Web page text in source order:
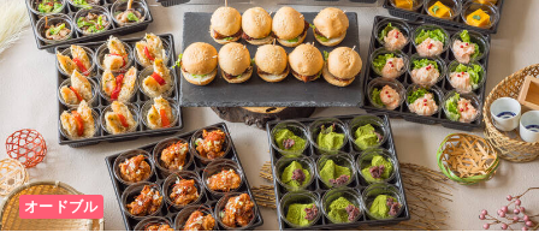
ライスのカップがいくつも入っているパックの外装に小さくメニュー
のシールが貼ってあったら、食べるほうも楽しさがアップします。総
合的には、いろどりを良くして、おいしく食べられる工夫をされてい
る貴店のプランは、そのアイデアがとても良いと思いましたので、こ
れからも応援しております。
オードブル